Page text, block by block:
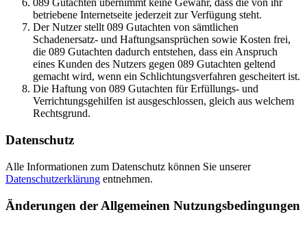
089 Gutachten übernimmt keine Gewähr, dass die von ihr
betriebene Internetseite jederzeit zur Verfügung steht.
Der Nutzer stellt 089 Gutachten von sämtlichen
Schadenersatz- und Haftungsansprüchen sowie Kosten frei,
die 089 Gutachten dadurch entstehen, dass ein Anspruch
eines Kunden des Nutzers gegen 089 Gutachten geltend
gemacht wird, wenn ein Schlichtungsverfahren gescheitert ist.
Die Haftung von 089 Gutachten für Erfüllungs- und
Verrichtungsgehilfen ist ausgeschlossen, gleich aus welchem
Rechtsgrund.
Datenschutz
Alle Informationen zum Datenschutz können Sie unserer
Datenschutzerklärung entnehmen.
Änderungen der Allgemeinen Nutzungsbedingungen